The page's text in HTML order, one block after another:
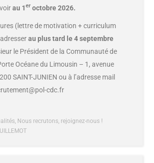
au 1er octobre 2026.
(lettre de motivation + curriculum
au plus tard le 4 septembre
le Président de la Communauté de
Océane du Limousin – 1, avenue
SAINT-JUNIEN ou à l’adresse mail
cdc.fr
Nous recrutons, rejoignez-nous !